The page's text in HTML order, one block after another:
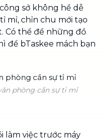
sở không hề dễ
mỉ, chỉn chu mới tạo
Có thể để những đồ
để bTaskee mách bạn
phòng cần sự tỉ mỉ
làm việc trước máy